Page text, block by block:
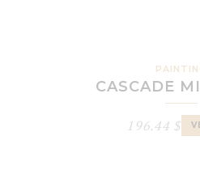
CASCADE
196.44 $